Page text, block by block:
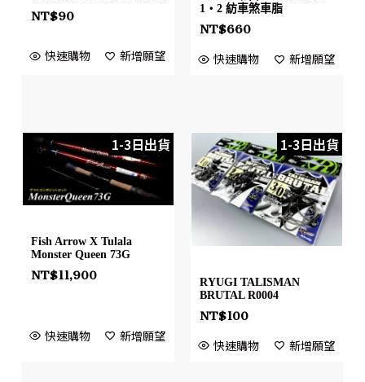
NT$90
快速購物 新增願望
1・2 紡車煞車脂
NT$660
快速購物 新增願望
1-3日出貨
Fish Arrow X Tulala
Monster Queen 73G
NT$11,900
快速購物 新增願望
1-3日出貨
RYUGI TALISMAN
BRUTAL R0004
NT$100
快速購物 新增願望